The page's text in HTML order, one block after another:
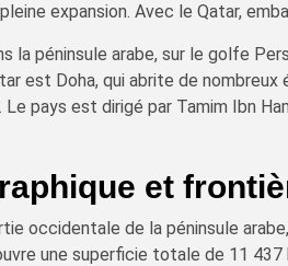
expansion. Avec le Qatar,
la péninsule arabe, sur le golfe
est Doha, qui abrite de
pays est dirigé par Tamim Ibn
et
occidentale de la péninsule
une superficie totale de 11